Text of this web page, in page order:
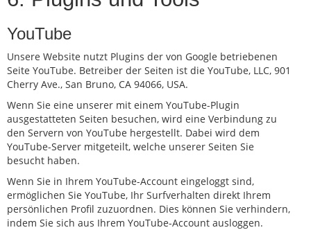
YouTube
Unsere Website nutzt Plugins der von Google betriebenen
Seite YouTube. Betreiber der Seiten ist die YouTube, LLC, 901
Cherry Ave., San Bruno, CA 94066, USA.
Wenn Sie eine unserer mit einem YouTube-Plugin
ausgestatteten Seiten besuchen, wird eine Verbindung zu
den Servern von YouTube hergestellt. Dabei wird dem
YouTube-Server mitgeteilt, welche unserer Seiten Sie
besucht haben.
Wenn Sie in Ihrem YouTube-Account eingeloggt sind,
ermöglichen Sie YouTube, Ihr Surfverhalten direkt Ihrem
persönlichen Profil zuzuordnen. Dies können Sie verhindern,
indem Sie sich aus Ihrem YouTube-Account ausloggen.